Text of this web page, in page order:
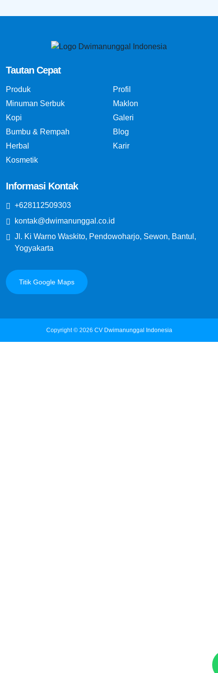
Tautan Cepat
Produk
Minuman Serbuk
Kopi
Bumbu & Rempah
Herbal
Kosmetik
Profil
Maklon
Galeri
Blog
Karir
Informasi Kontak
+628112509303
kontak@dwimanunggal.co.id
Jl. Ki Warno Waskito, Pendowoharjo, Sewon, Bantul,
Yogyakarta
Titik Google Maps
Copyright © 2026 CV Dwimanunggal Indonesia